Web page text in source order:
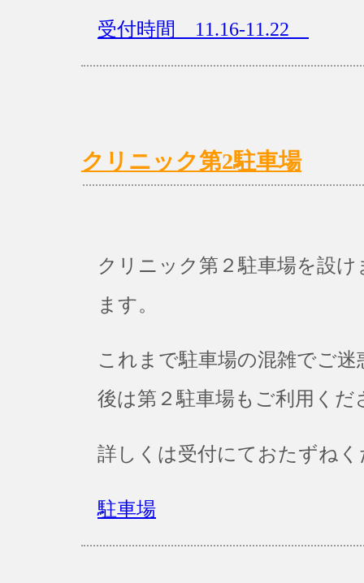
受付時間 11.16-11.22
クリニック第2駐車場
クリニック第２駐車場を設
ます。
これまで駐車場の混雑でご
後は第２駐車場もご利用くだ
詳しくは受付にておたずね
駐車場